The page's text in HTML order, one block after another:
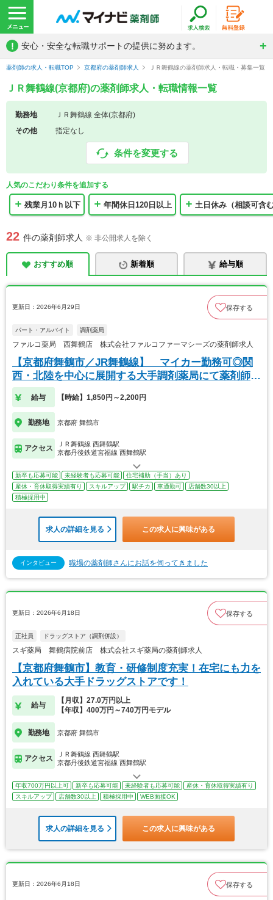
! 安心・安全な転職サポートの提供に努めます。
薬剤師の求人・転職TOP 京都府の薬剤師求人 ＪＲ舞鶴線の薬剤師求人・転職・募集一覧
ＪＲ舞鶴線(京都府)の薬剤師求人・転職情報一覧
勤務地
ＪＲ舞鶴線 全体(京都府)
その他
指定なし
条件を変更する
人気のこだわり条件を追加する
残業月10ｈ以下 年間休日120日以上 土日休み（相談可含
22 件の薬剤師求人 ※ 非公開求人を除く
おすすめ順 新着順 給与順
更新日：2026年6月29日 保存する
パート・アルバイト 調剤薬局
ファルコ薬局 西舞鶴店 株式会社ファルコファーマシーズの薬剤師求人
【京都府舞鶴市／JR舞鶴線】 マイカー勤務可◎関
西・北陸を中心に展開する大手調剤薬局にて薬剤師の
募集
給与 【時給】1,850円～2,200円
勤務地 京都府 舞鶴市
アクセス
ＪＲ舞鶴線 西舞鶴駅
京都丹後鉄道宮福線 西舞鶴駅
新卒も応募可能 未経験者も応募可能
住宅補助（手当）あり
産休・育休取得実績有り
スキルアップ 駅チカ 車通勤可
店舗数30以上
積極採用中
求人の詳細を見る この求人に興味がある
インタビュー 職場の薬剤師さんにお話を伺ってきました
更新日：2026年6月18日 保存する
正社員 ドラッグストア（調剤併設）
スギ薬局 舞鶴病院前店 株式会社スギ薬局の薬剤師求人
【京都府舞鶴市】教育・研修制度充実！在宅にも力を
入れている大手ドラッグストアです！
給与
【月収】27.0万円以上
【年収】400万円～740万円モデル
勤務地 京都府 舞鶴市
アクセス
ＪＲ舞鶴線 西舞鶴駅
京都丹後鉄道宮福線 西舞鶴駅
年収700万円以上可 新卒も応募可能 未経験者も応募可能
産休・育休取得実績有り
スキルアップ
店舗数30以上 積極採用中 WEB面接OK
求人の詳細を見る この求人に興味がある
更新日：2026年6月18日 保存する